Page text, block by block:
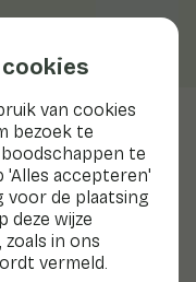
van cookies
bezoek te
te
'Alles accepteren'
voor de plaatsing
deze wijze
in ons
vermeld.
welke